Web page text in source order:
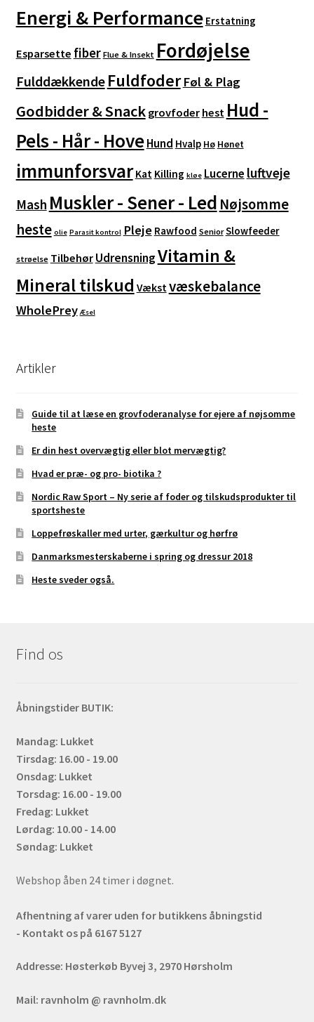
Energi & Performance Erstatning
Esparsette fiber Flue & Insekt Fordøjelse
Fulddækkende Fuldfoder Føl & Plag
Godbidder & Snack grovfoder hest Hud -
Pels - Hår - HoveHund Hvalp Hø Hønet
immunforsvar Kat Killing kløe Lucerne luftveje
Mash Muskler - Sener - Led Nøjsomme
heste olie Parasit kontrol Pleje Rawfood Senior Slowfeeder
strøelse Tilbehør UdrensningVitamin &
Mineral tilskud Vækst væskebalance
WholePrey Æsel
Artikler
Guide til at læse en grovfoderanalyse for ejere af nøjsomme
heste
Er din hest overvægtig eller blot mervægtig?
Hvad er præ- og pro- biotika ?
Nordic Raw Sport – Ny serie af foder og tilskudsprodukter til
sportsheste
Loppefrøskaller med urter, gærkultur og hørfrø
Danmarksmesterskaberne i spring og dressur 2018
Heste sveder også.
Find os
Åbningstider BUTIK:
Mandag: Lukket
Tirsdag: 16.00 - 19.00
Onsdag: Lukket
Torsdag: 16.00 - 19.00
Fredag: Lukket
Lørdag: 10.00 - 14.00
Søndag: Lukket
Webshop åben 24 timer i døgnet.
Afhentning af varer uden for butikkens åbningstid
- Kontakt os på 6167 5127
Addresse: Høsterkøb Byvej 3, 2970 Hørsholm
Mail: ravnholm @ ravnholm.dk